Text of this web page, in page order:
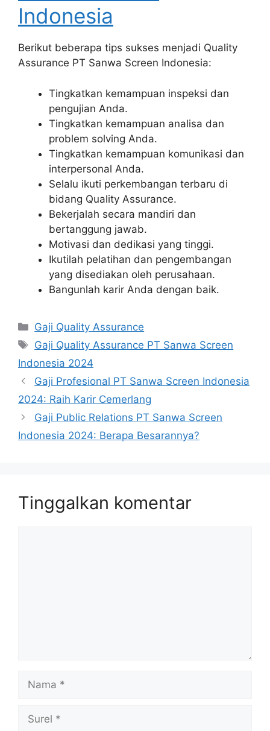
Indonesia
Berikut beberapa tips sukses menjadi Quality
Assurance PT Sanwa Screen Indonesia:
Tingkatkan kemampuan inspeksi dan
pengujian Anda.
Tingkatkan kemampuan analisa dan
problem solving Anda.
Tingkatkan kemampuan komunikasi dan
interpersonal Anda.
Selalu ikuti perkembangan terbaru di
bidang Quality Assurance.
Bekerjalah secara mandiri dan
bertanggung jawab.
Motivasi dan dedikasi yang tinggi.
Ikutilah pelatihan dan pengembangan
yang disediakan oleh perusahaan.
Bangunlah karir Anda dengan baik.
Kategori
Gaji Quality Assurance
Tag
Gaji Quality Assurance PT Sanwa Screen
Indonesia 2024
Gaji Profesional PT Sanwa Screen Indonesia
2024: Raih Karir Cemerlang
Gaji Public Relations PT Sanwa Screen
Indonesia 2024: Berapa Besarannya?
Tinggalkan komentar